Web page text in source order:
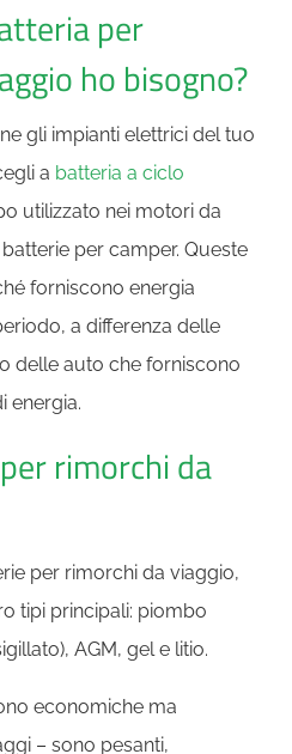
per
ho bisogno?
gli impianti elettrici del tuo
a batteria a ciclo
utilizzato nei motori da
per camper. Queste
forniscono energia
a differenza delle
delle auto che forniscono
energia.
rimorchi da
per rimorchi da viaggio,
tipi principali: piombo
AGM, gel e litio.
economiche ma
– sono pesanti,